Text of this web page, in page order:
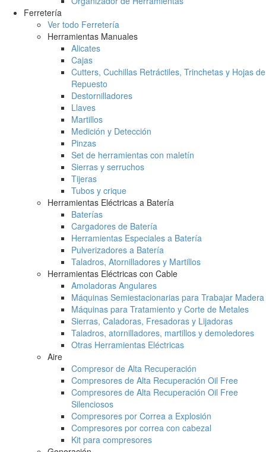
Ferretería
Ver todo Ferretería
Herramientas Manuales
Alicates
Cajas
Cutters, Cuchillas Retráctiles, Trinchetas y Hojas de
Repuesto
Destornilladores
Llaves
Martillos
Medición y Detección
Pinzas
Set de herramientas con maletín
Sierras y serruchos
Tijeras
Tubos y crique
Herramientas Eléctricas a Batería
Baterías
Cargadores de Batería
Herramientas Especiales a Batería
Pulverizadores a Batería
Taladros, Atornilladores y Martillos
Herramientas Eléctricas con Cable
Amoladoras Angulares
Máquinas Semiestacionarias para Trabajar Madera
Máquinas para Tratamiento y Corte de Metales
Sierras, Caladoras, Fresadoras y Lijadoras
Taladros, atornilladores, martillos y demoledores
Otras Herramientas Eléctricas
Aire
Compresor de Alta Recuperación
Compresores de Alta Recuperación Oil Free
Compresores de Alta Recuperación Oil Free
Silenciosos
Compresores por Correa a Explosión
Compresores por correa con cabezal
Kit para compresores